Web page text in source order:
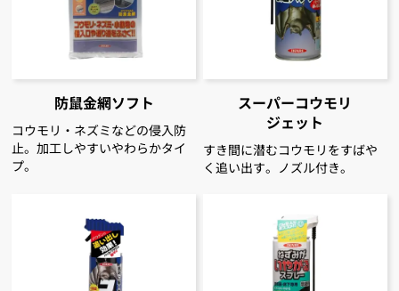
防鼠金網ソフト
コウモリ・ネズミなどの侵入防
止。加工しやすいやわらかタイ
プ。
スーパーコウモリ
ジェット
すき間に潜むコウモリをすばや
く追い出す。ノズル付き。